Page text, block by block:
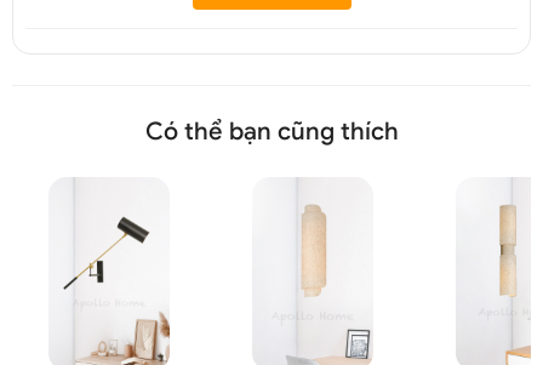
Có thể bạn cũng thích